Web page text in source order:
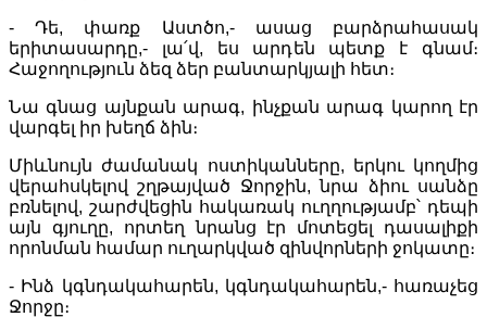
- Դե, փառք Աստծո,- ասաց բարձրահասակ
երիտասարդը,- լա՛վ, ես արդեն պետք է գնամ։
Հաջողություն ձեզ ձեր բանտարկյալի հետ։
Նա գնաց այնքան արագ, ինչքան արագ կարող էր
վարգել իր խեղճ ձին։
Միևնույն ժամանակ ոստիկանները, երկու կողմից
վերահսկելով շղթայված Ջորջին, նրա ձիու սանձը
բռնելով, շարժվեցին հակառակ ուղղությամբ՝ դեպի
այն գյուղը, որտեղ նրանց էր մոտեցել դասալիքի
որոնման համար ուղարկված զինվորների ջոկատը։
- Ինձ կգնդակահարեն, կգնդակահարեն,- հառաչեց
Ջորջը։